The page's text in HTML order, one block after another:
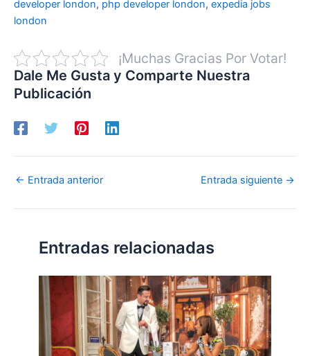
developer london, php developer london, expedia jobs
london
¡Muchas Gracias Por Votar!
Dale Me Gusta y Comparte Nuestra
Publicación
← Entrada anterior Entrada siguiente →
Entradas relacionadas